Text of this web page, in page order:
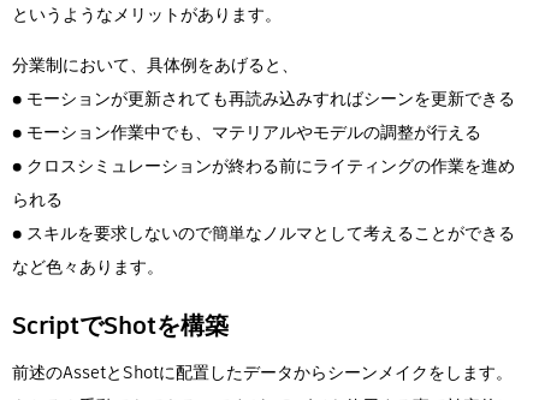
というようなメリットがあります。
分業制において、具体例をあげると、
● モーションが更新されても再読み込みすればシーンを更新できる
● モーション作業中でも、マテリアルやモデルの調整が行える
● クロスシミュレーションが終わる前にライティングの作業を進め
られる
● スキルを要求しないので簡単なノルマとして考えることができる
など色々あります。
ScriptでShotを構築
前述のAssetとShotに配置したデータからシーンメイクをします。